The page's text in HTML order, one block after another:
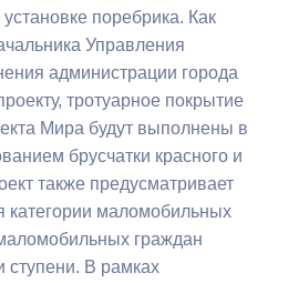
поребрика. Как
Управления
администрации города
тротуарное покрытие
Мира будут выполнены в
брусчатки красного и
также предусматривает
категории маломобильных
граждан
ступени. В рамках